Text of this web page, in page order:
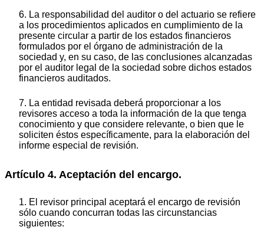
6. La responsabilidad del auditor o del actuario se refiere
a los procedimientos aplicados en cumplimiento de la
presente circular a partir de los estados financieros
formulados por el órgano de administración de la
sociedad y, en su caso, de las conclusiones alcanzadas
por el auditor legal de la sociedad sobre dichos estados
financieros auditados.
7. La entidad revisada deberá proporcionar a los
revisores acceso a toda la información de la que tenga
conocimiento y que considere relevante, o bien que le
soliciten éstos específicamente, para la elaboración del
informe especial de revisión.
Artículo 4. Aceptación del encargo.
1. El revisor principal aceptará el encargo de revisión
sólo cuando concurran todas las circunstancias
siguientes: